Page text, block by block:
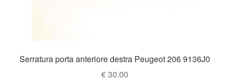
Serratura porta anteriore destra Peugeot 206 9136J0
€30.00